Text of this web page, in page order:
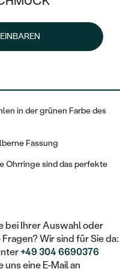
Lieferoptionen
in der grünen Farbe des
Fassung
Ohrringe sind das perfekte
bei Ihrer Auswahl oder
Wir sind für Sie da:
+49 304 6690376
eine E-Mail an